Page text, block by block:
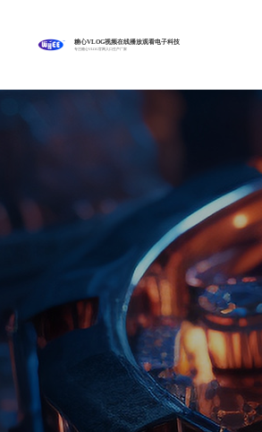
糖心VLOG视频在线播放观看电子科技
专注糖心VLOG官网入口生产厂家